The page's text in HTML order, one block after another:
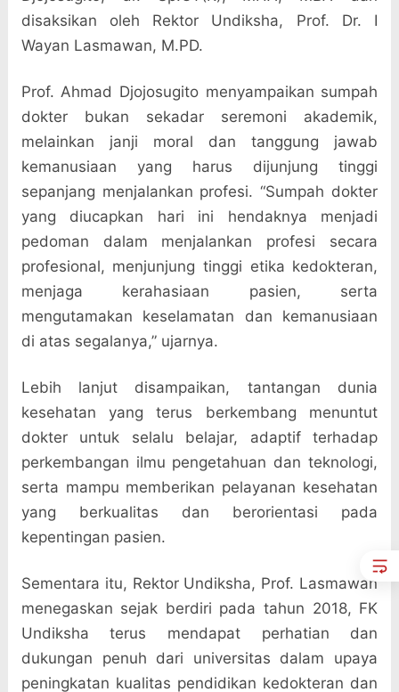
disaksikan oleh Rektor Undiksha, Prof. Dr. I
Wayan Lasmawan, M.PD.
Prof. Ahmad Djojosugito menyampaikan sumpah
dokter bukan sekadar seremoni akademik,
melainkan janji moral dan tanggung jawab
kemanusiaan yang harus dijunjung tinggi
sepanjang menjalankan profesi. “Sumpah dokter
yang diucapkan hari ini hendaknya menjadi
pedoman dalam menjalankan profesi secara
profesional, menjunjung tinggi etika kedokteran,
menjaga kerahasiaan pasien, serta
mengutamakan keselamatan dan kemanusiaan
di atas segalanya,” ujarnya.
Lebih lanjut disampaikan, tantangan dunia
kesehatan yang terus berkembang menuntut
dokter untuk selalu belajar, adaptif terhadap
perkembangan ilmu pengetahuan dan teknologi,
serta mampu memberikan pelayanan kesehatan
yang berkualitas dan berorientasi pada
kepentingan pasien.
Sementara itu, Rektor Undiksha, Prof. Lasmawan
menegaskan sejak berdiri pada tahun 2018, FK
Undiksha terus mendapat perhatian dan
dukungan penuh dari universitas dalam upaya
peningkatan kualitas pendidikan kedokteran dan